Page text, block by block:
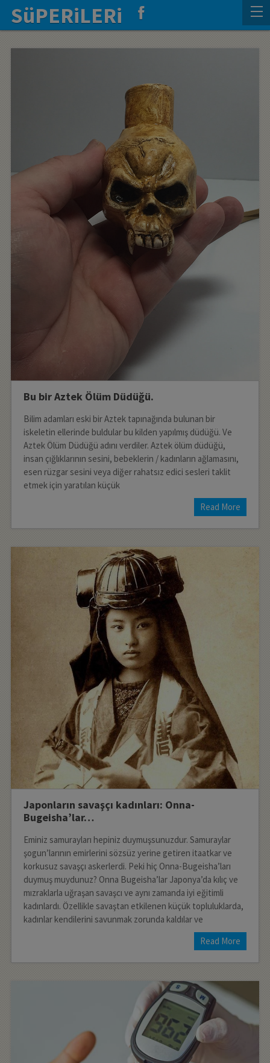
SüPERiLERi
Bu bir Aztek Ölüm Düdüğü.
Bilim adamları eski bir Aztek tapınağında bulunan bir
iskeletin ellerinde buldular bu kilden yapılmış düdüğü. Ve
Aztek Ölüm Düdüğü adını verdiler. Aztek ölüm düdüğü,
insan çığlıklarının sesini, bebeklerin / kadınların ağlamasını,
esen rüzgar sesini veya diğer rahatsız edici sesleri taklit
etmek için yaratılan küçük
Read More
Japonların savaşçı kadınları: Onna-
Bugeisha’lar…
Eminiz samurayları hepiniz duymuşsunuzdur. Samuraylar
şogun’larının emirlerini sözsüz yerine getiren itaatkar ve
korkusuz savaşçı askerlerdi. Peki hiç Onna-Bugeisha’ları
duymuş muydunuz? Onna Bugeisha’lar Japonya’da kılıç ve
mızraklarla uğraşan savaşcı ve aynı zamanda iyi eğitimli
kadınlardı. Özellikle savaştan etkilenen küçük topluluklarda,
kadınlar kendilerini savunmak zorunda kaldılar ve
Read More